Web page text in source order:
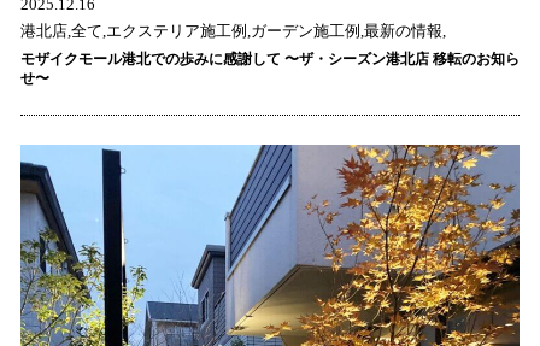
2025.12.16
港北店,全て,エクステリア施工例,ガーデン施工例,最新の情報,
モザイクモール港北での歩みに感謝して 〜ザ・シーズン港北店 移転のお知ら
せ〜